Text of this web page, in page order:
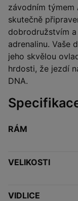
závodním týmem
skutečně
dobrodružstvím
adrenalinu. Vaše
jeho skvělou
hrdosti, že jezdí
DNA.
RÁM
VELIKOSTI
VIDLICE